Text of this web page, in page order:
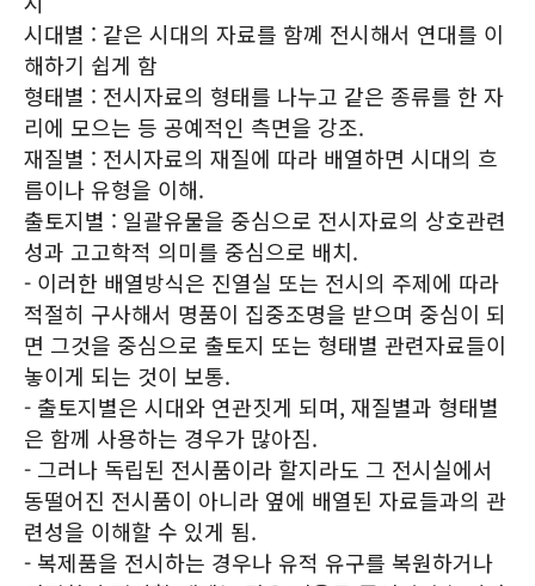
시대별 : 같은 시대의 자료를 함꼐 전시해서 연대를 이
해하기 쉽게 함
형태별 : 전시자료의 형태를 나누고 같은 종류를 한 자
리에 모으는 등 공예적인 측면을 강조.
재질별 : 전시자료의 재질에 따라 배열하면 시대의 흐
름이나 유형을 이해.
출토지별 : 일괄유물을 중심으로 전시자료의 상호관련
성과 고고학적 의미를 중심으로 배치.
- 이러한 배열방식은 진열실 또는 전시의 주제에 따라
적절히 구사해서 명품이 집중조명을 받으며 중심이 되
면 그것을 중심으로 출토지 또는 형태별 관련자료들이
놓이게 되는 것이 보통.
- 출토지별은 시대와 연관짓게 되며, 재질별과 형태별
은 함께 사용하는 경우가 많아짐.
- 그러나 독립된 전시품이라 할지라도 그 전시실에서
동떨어진 전시품이 아니라 옆에 배열된 자료들과의 관
련성을 이해할 수 있게 됨.
- 복제품을 전시하는 경우나 유적 유구를 복원하거나